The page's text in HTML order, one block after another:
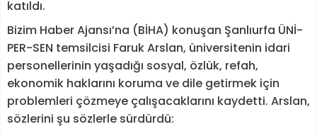
katıldı.
Bizim Haber Ajansı’na (BİHA) konuşan Şanlıurfa ÜNİ-
PER-SEN temsilcisi Faruk Arslan, üniversitenin idari
personellerinin yaşadığı sosyal, özlük, refah,
ekonomik haklarını koruma ve dile getirmek için
problemleri çözmeye çalışacaklarını kaydetti. Arslan,
sözlerini şu sözlerle sürdürdü: